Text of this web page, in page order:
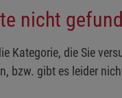
nicht
Kategorie, die Sie
bzw. gibt es leider